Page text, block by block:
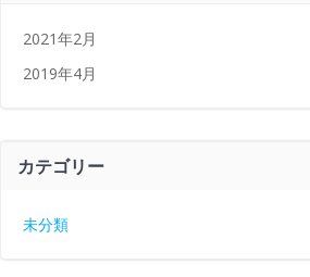
2021年2月
2019年4月
カテゴリー
未分類